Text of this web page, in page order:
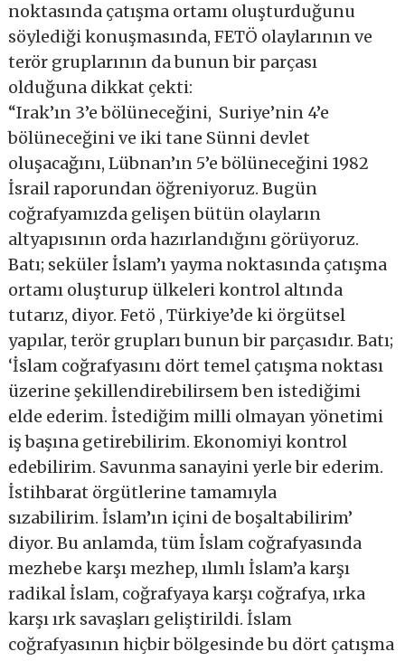
noktasında çatışma ortamı oluşturduğunu
söylediği konuşmasında, FETÖ olaylarının ve
terör gruplarının da bunun bir parçası
olduğuna dikkat çekti:
“Irak’ın 3’e bölüneceğini, Suriye’nin 4’e
bölüneceğini ve iki tane Sünni devlet
oluşacağını, Lübnan’ın 5’e bölüneceğini 1982
İsrail raporundan öğreniyoruz. Bugün
coğrafyamızda gelişen bütün olayların
altyapısının orda hazırlandığını görüyoruz.
Batı; seküler İslam’ı yayma noktasında çatışma
ortamı oluşturup ülkeleri kontrol altında
tutarız, diyor. Fetö , Türkiye’de ki örgütsel
yapılar, terör grupları bunun bir parçasıdır. Batı;
‘İslam coğrafyasını dört temel çatışma noktası
üzerine şekillendirebilirsem ben istediğimi
elde ederim. İstediğim milli olmayan yönetimi
iş başına getirebilirim. Ekonomiyi kontrol
edebilirim. Savunma sanayini yerle bir ederim.
İstihbarat örgütlerine tamamıyla
sızabilirim. İslam’ın içini de boşaltabilirim’
diyor. Bu anlamda, tüm İslam coğrafyasında
mezhebe karşı mezhep, ılımlı İslam’a karşı
radikal İslam, coğrafyaya karşı coğrafya, ırka
karşı ırk savaşları geliştirildi. İslam
coğrafyasının hiçbir bölgesinde bu dört çatışma